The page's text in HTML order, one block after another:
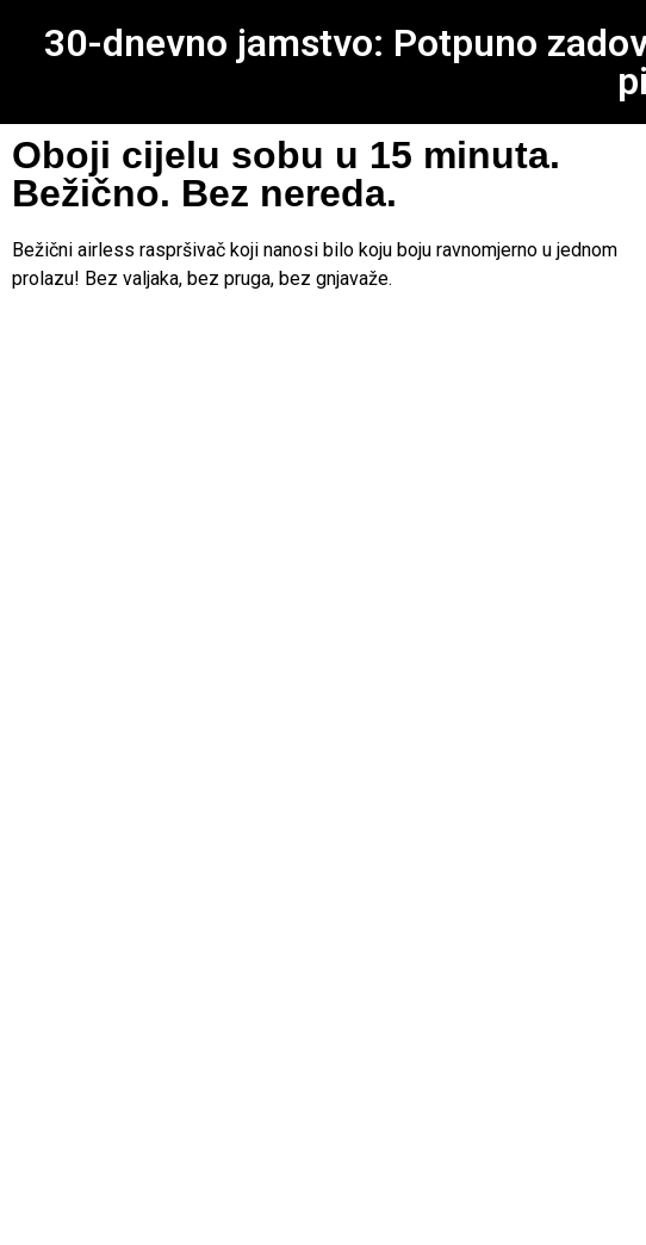
30-dnevno jamstvo: Potpuno
Oboji cijelu sobu u 15 minuta.
Bežično. Bez nereda.
Bežični airless raspršivač koji nanosi bilo koju boju ravnomjerno u jednom
prolazu! Bez valjaka, bez pruga, bez gnjavaže.